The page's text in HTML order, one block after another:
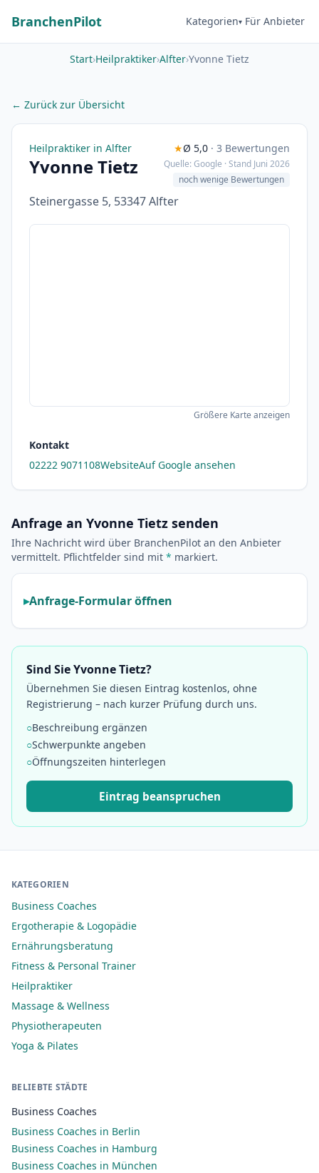
BranchenPilot Kategorien Für Anbieter
Start›Heilpraktiker›Alfter›Yvonne Tietz
← Zurück zur Übersicht
Heilpraktiker in Alfter
Yvonne Tietz
★Ø 5,0 · 3 Bewertungen
Quelle: Google · Stand Juni 2026
noch wenige Bewertungen
Steinergasse 5, 53347 Alfter
Größere Karte anzeigen
Kontakt
02222 9071108WebsiteAuf Google ansehen
Anfrage an Yvonne Tietz senden
Ihre Nachricht wird über BranchenPilot an den Anbieter
vermittelt. Pflichtfelder sind mit * markiert.
Anfrage-Formular öffnen
Sind Sie Yvonne Tietz?
Übernehmen Sie diesen Eintrag kostenlos, ohne
Registrierung – nach kurzer Prüfung durch uns.
○Beschreibung ergänzen
○Schwerpunkte angeben
○Öffnungszeiten hinterlegen
Eintrag beanspruchen
KATEGORIEN
Business Coaches
Ergotherapie & Logopädie
Ernährungsberatung
Fitness & Personal Trainer
Heilpraktiker
Massage & Wellness
Physiotherapeuten
Yoga & Pilates
BELIEBTE STÄDTE
Business Coaches
Business Coaches in Berlin
Business Coaches in Hamburg
Business Coaches in München